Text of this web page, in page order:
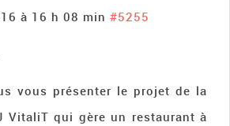
à 16 h 08 min #5255
vous présenter le projet de la
VitaliT qui gère un restaurant à